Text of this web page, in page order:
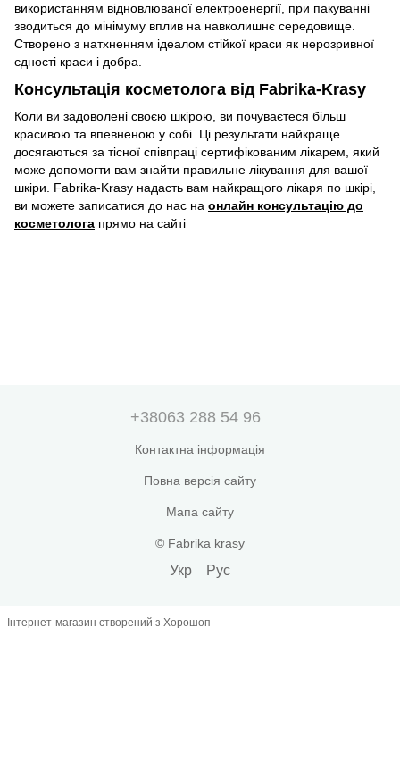
використанням відновлюваної електроенергії, при пакуванні
зводиться до мінімуму вплив на навколишнє середовище.
Створено з натхненням ідеалом стійкої краси як нерозривної
єдності краси і добра.
Консультація косметолога від Fabrika-Krasy
Коли ви задоволені своєю шкірою, ви почуваєтеся більш
красивою та впевненою у собі. Ці результати найкраще
досягаються за тісної співпраці сертифікованим лікарем, який
може допомогти вам знайти правильне лікування для вашої
шкіри. Fabrika-Krasy надасть вам найкращого лікаря по шкірі,
ви можете записатися до нас на онлайн консультацію до
косметолога прямо на сайті
+38063 288 54 96
Контактна інформація
Повна версія сайту
Мапа сайту
© Fabrika krasy
Укр Рус
Інтернет-магазин створений з Хорошоп